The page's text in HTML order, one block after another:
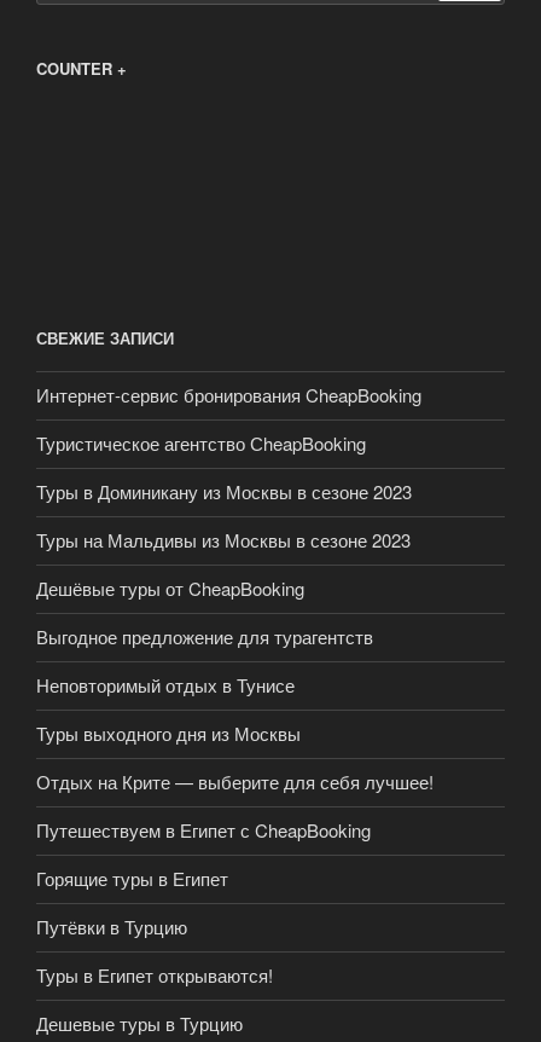
COUNTER +
СВЕЖИЕ ЗАПИСИ
Интернет-сервис бронирования CheapBooking
Туристическое агентство СheapBooking
Туры в Доминикану из Москвы в сезоне 2023
Туры на Мальдивы из Москвы в сезоне 2023
Дешёвые туры от CheapBooking
Выгодное предложение для турагентств
Неповторимый отдых в Тунисе
Туры выходного дня из Москвы
Отдых на Крите — выберите для себя лучшее!
Путешествуем в Египет с CheapBooking
Горящие туры в Египет
Путёвки в Турцию
Туры в Египет открываются!
Дешевые туры в Турцию